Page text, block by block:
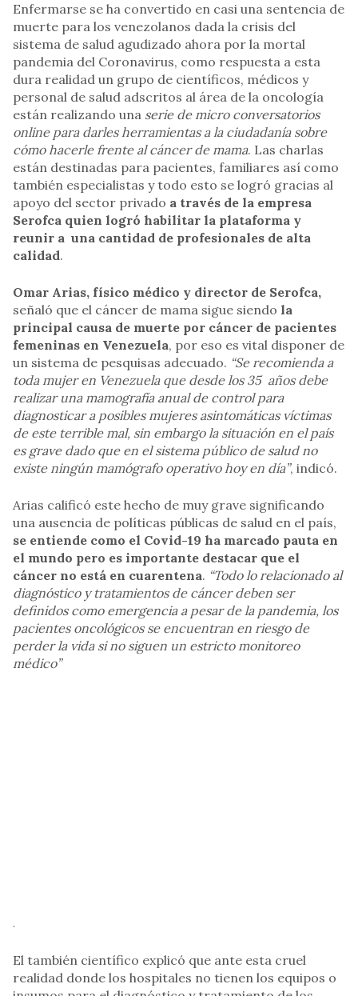
Enfermarse se ha convertido en casi una sentencia de
muerte para los venezolanos dada la crisis del
sistema de salud agudizado ahora por la mortal
pandemia del Coronavirus, como respuesta a esta
dura realidad un grupo de científicos, médicos y
personal de salud adscritos al área de la oncología
están realizando una serie de micro conversatorios
online para darles herramientas a la ciudadanía sobre
cómo hacerle frente al cáncer de mama. Las charlas
están destinadas para pacientes, familiares así como
también especialistas y todo esto se logró gracias al
apoyo del sector privado a través de la empresa
Serofca quien logró habilitar la plataforma y
reunir a una cantidad de profesionales de alta
calidad.
Omar Arias, físico médico y director de Serofca,
señaló que el cáncer de mama sigue siendo la
principal causa de muerte por cáncer de pacientes
femeninas en Venezuela, por eso es vital disponer de
un sistema de pesquisas adecuado. “Se recomienda a
toda mujer en Venezuela que desde los 35 años debe
realizar una mamografía anual de control para
diagnosticar a posibles mujeres asintomáticas víctimas
de este terrible mal, sin embargo la situación en el país
es grave dado que en el sistema público de salud no
existe ningún mamógrafo operativo hoy en día”, indicó.
Arias calificó este hecho de muy grave significando
una ausencia de políticas públicas de salud en el país,
se entiende como el Covid-19 ha marcado pauta en
el mundo pero es importante destacar que el
cáncer no está en cuarentena. “Todo lo relacionado al
diagnóstico y tratamientos de cáncer deben ser
definidos como emergencia a pesar de la pandemia, los
pacientes oncológicos se encuentran en riesgo de
perder la vida si no siguen un estricto monitoreo
médico”
.
El también científico explicó que ante esta cruel
realidad donde los hospitales no tienen los equipos o